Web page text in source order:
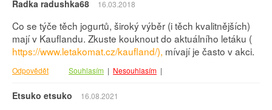
Radka radushka68 16.03.2018
Co se týče těch jogurtů, široký výběr (i těch kvalitnějších)
mají v Kauflandu. Zkuste kouknout do aktuálního letáku (
https://www.letakomat.cz/kaufland/), mívají je často v akci.
Odpovědět Souhlasím | Nesouhlasím |
Etsuko etsuko 16.08.2021